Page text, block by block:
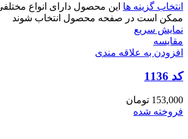
انتخاب گزینه ها این محصول دارای انواع
ممکن است در صفحه محصول انتخاب شوند
نمایش سریع
مقايسه
افزودن به علاقه مندی
کد 1136
153,000 تومان
فروخته شده